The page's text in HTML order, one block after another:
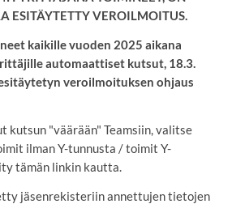
ESITÄYTETTY VEROILMOITUS.
kaikille vuoden 2025 aikana
automaattiset kutsut, 18.3.
veroilmoituksen ohjaus
kutsun "väärään" Teamsiin, valitse
ilman Y-tunnusta / toimit Y-
tämän linkin kautta.
jäsenrekisteriin annettujen tietojen